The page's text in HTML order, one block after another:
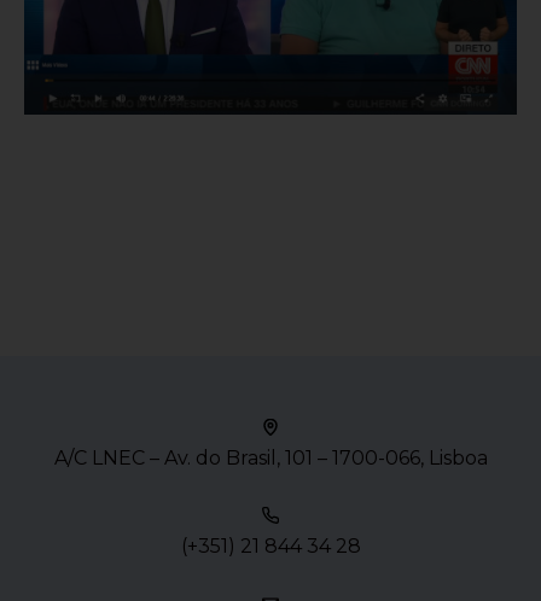
A/C LNEC – Av. do Brasil, 101 – 1700-066, Lisboa
(+351) 21 844 34 28